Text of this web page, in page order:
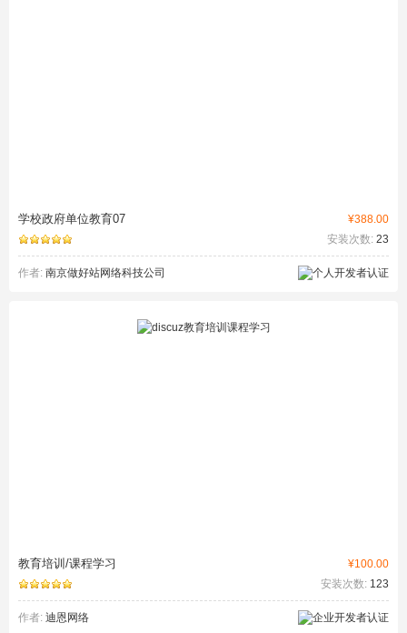
¥388.00
学校政府单位教育07
安装次数: 23
作者: 南京做好站网络科技公司
¥100.00
教育培训/课程学习
安装次数: 123
作者: 迪恩网络